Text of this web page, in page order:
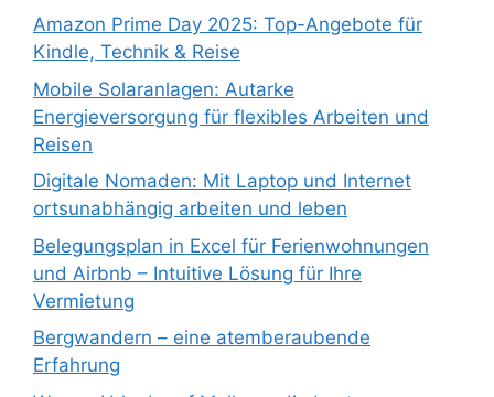
Amazon Prime Day 2025: Top-Angebote für
Kindle, Technik & Reise
Mobile Solaranlagen: Autarke
Energieversorgung für flexibles Arbeiten und
Reisen
Digitale Nomaden: Mit Laptop und Internet
ortsunabhängig arbeiten und leben
Belegungsplan in Excel für Ferienwohnungen
und Airbnb – Intuitive Lösung für Ihre
Vermietung
Bergwandern – eine atemberaubende
Erfahrung